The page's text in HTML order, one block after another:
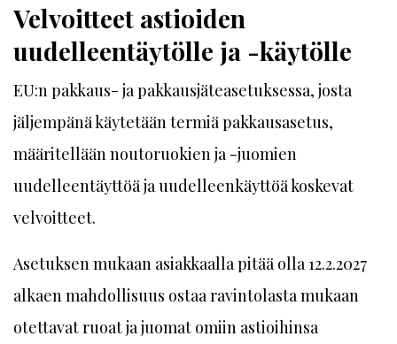
Velvoitteet astioiden
uudelleentäytölle ja -käytölle
EU:n pakkaus- ja pakkausjäteasetuksessa, josta
jäljempänä käytetään termiä pakkausasetus,
määritellään noutoruokien ja -juomien
uudelleentäyttöä ja uudelleenkäyttöä koskevat
velvoitteet.
Asetuksen mukaan asiakkaalla pitää olla 12.2.2027
alkaen mahdollisuus ostaa ravintolasta mukaan
otettavat ruoat ja juomat omiin astioihinsa